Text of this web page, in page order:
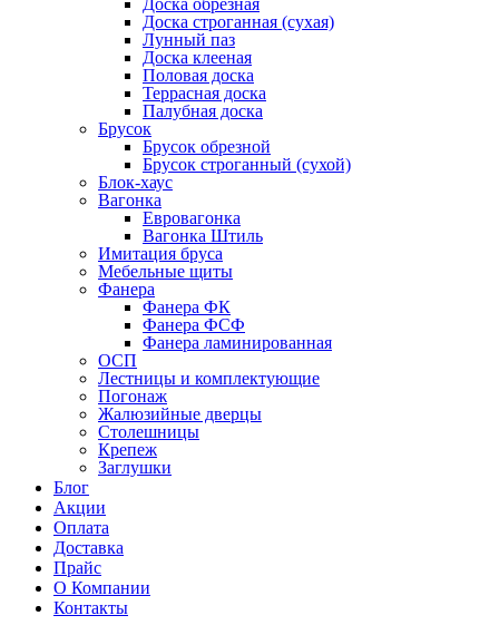
Доска обрезная
Доска строганная (сухая)
Лунный паз
Доска клееная
Половая доска
Террасная доска
Палубная доска
Брусок
Брусок обрезной
Брусок строганный (сухой)
Блок-хаус
Вагонка
Евровагонка
Вагонка Штиль
Имитация бруса
Мебельные щиты
Фанера
Фанера ФК
Фанера ФСФ
Фанера ламинированная
ОСП
Лестницы и комплектующие
Погонаж
Жалюзийные дверцы
Столешницы
Крепеж
Заглушки
Блог
Акции
Оплата
Доставка
Прайс
О Компании
Контакты